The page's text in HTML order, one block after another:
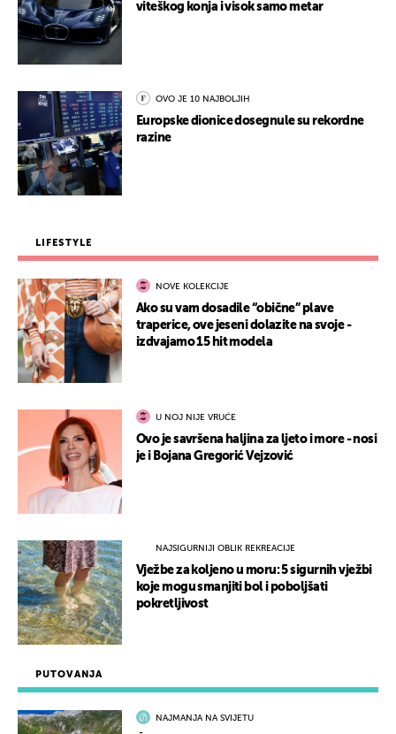
PUTOVANJA
NAJMANJA NA SVIJETU
viteškog konja i visok samo metar
OVO JE 10 NAJBOLJIH
Europske dionice dosegnule su rekordne
razine
LIFESTYLE
NOVE KOLEKCIJE
Ako su vam dosadile “obične” plave
traperice, ove jeseni dolazite na svoje -
izdvajamo 15 hit modela
U NOJ NIJE VRUĆE
Ovo je savršena haljina za ljeto i more - nosi
je i Bojana Gregorić Vejzović
NAJSIGURNIJI OBLIK REKREACIJE
Vježbe za koljeno u moru: 5 sigurnih vježbi
koje mogu smanjiti bol i poboljšati
pokretljivost